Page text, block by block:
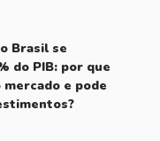
Brasil se
do PIB: por que
e pode